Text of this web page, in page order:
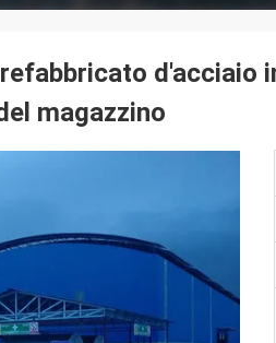
d'acciaio
magazzino